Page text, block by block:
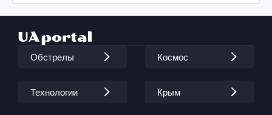
Обстрелы Космос
Технологии Крым